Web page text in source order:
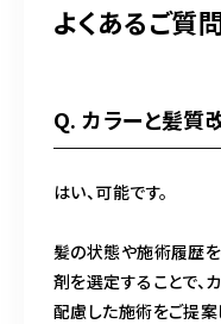
よくあるご質
Q. カラーと髪質
はい、可能です。
髪の状態や施術履歴
剤を選定することで、
配慮した施術をご提案